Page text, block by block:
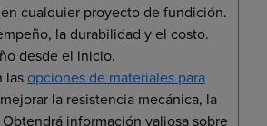
cualquier proyecto de fundición.
la durabilidad y el costo.
desde el inicio.
las opciones de materiales para
la resistencia mecánica, la
información valiosa sobre